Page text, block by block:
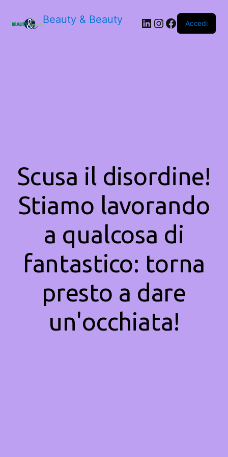
Beauty & Beauty LinkedIn
Instagram
Facebook
Accedi
Scusa il disordine!
Stiamo lavorando
a qualcosa di
fantastico: torna
presto a dare
un'occhiata!